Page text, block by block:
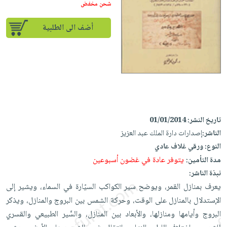
إختياراتنا
كتب
أكاديمية
iKitab
حدود
يتكرر
iKitab
على
Android
تحميل
iKitab
على
Apple
أسئلة
يتكرر
طرحها
تحميل
masmu3
على
masmu3
على
Apple
المواضيع
الأكثر
مبيعاً
تعليمية
جوائز
تعليمية
الصحة
أجهزة
العناية
الشخصية
العناية
وتصفيف
الشعر
العناية
بالجسم
المطبخ
والسفرة
جديد
الكل
أواني
الطهي
أدوات
متجر
الهدايا
أقسام
شحن مخفض
أضف الى الطلبية
تاريخ النشر:01/01/2014
الناشر:إصدارات دارة الملك عبد العزيز
النوع:ورقي غلاف عادي
مدة التأمين:يتوفر عادة في غضون أسبوعين
نبذة الناشر:
يعرف بمنازل القمر، ويوضح سير الكواكب السيّارة في السماء، ويشير إلى
الإستدلال بالمنازل على الوقت، وحركة الشمس بين البروج والمنازل، ويذكر
البروج وأيامها ومنازلها، والأبعاد بين المنازل، والسَّير الطبيعي والقسري